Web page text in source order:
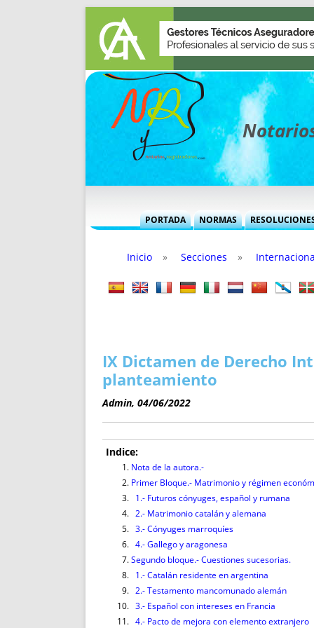
PORTADA NORMAS
INFORMES MENSUALES
TITULARES DESDE 2002
VOCES
SUCESIONES
Inicio » Secciones »
IX Dictamen de Derecho
planteamiento
Admin, 04/06/2022
Indice:
Nota de la autora.-
Primer Bloque.- Matrimonio y régimen
1.- Futuros cónyuges, español y rumana
2.- Matrimonio catalán y alemana
3.- Cónyuges marroquíes
4.- Gallego y aragonesa
Segundo bloque.- Cuestiones sucesorias.
1.- Catalán residente en argentina
2.- Testamento mancomunado alemán
3.- Español con intereses en Francia
4.- Pacto de mejora con elemento extranjero